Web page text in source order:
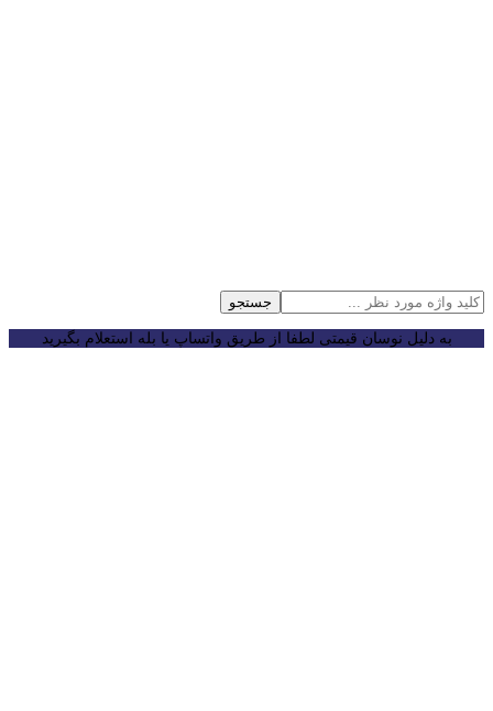
جستجو
به دلیل نوسان قیمتی لطفا از طریق واتساپ یا بله استعلام بگیرید